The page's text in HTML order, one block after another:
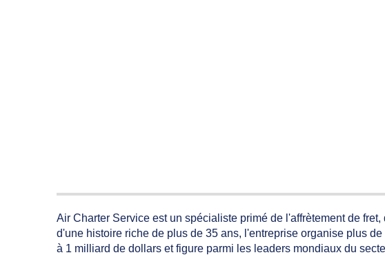
Air Charter Service est un spécialiste primé de l'affrètement de
d'une histoire riche de plus de 35 ans, l'entreprise organise plus
à 1 milliard de dollars et figure parmi les leaders mondiaux du